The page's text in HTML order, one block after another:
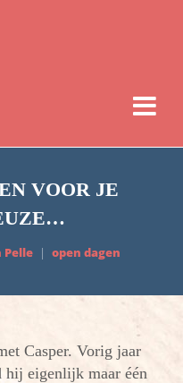
VOOR JE
Pelle open dagen
Casper. Vorig jaar
eigenlijk maar één